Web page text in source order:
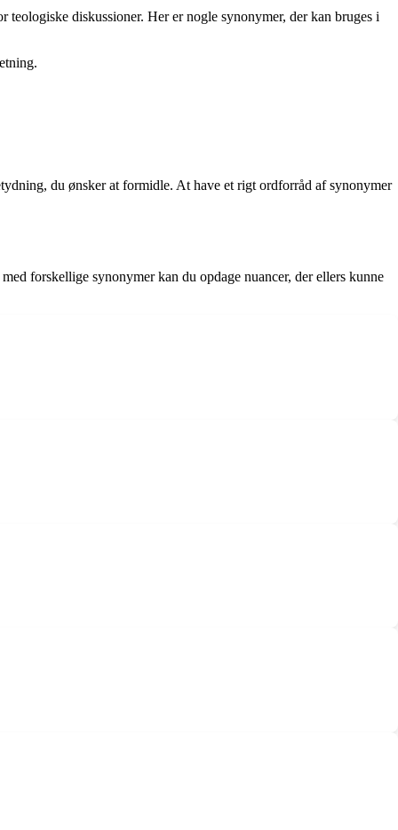
diskussioner. Her er nogle synonymer, der kan bruges i
du ønsker at formidle. At have et rigt ordforråd af synonymer
forskellige synonymer kan du opdage nuancer, der ellers kunne